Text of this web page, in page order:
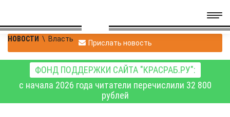
НОВОСТИ \ Власть Прислать новость
ФОНД ПОДДЕРЖКИ САЙТА "КРАСРАБ.РУ":
с начала 2026 года читатели перечислили 32 800
рублей